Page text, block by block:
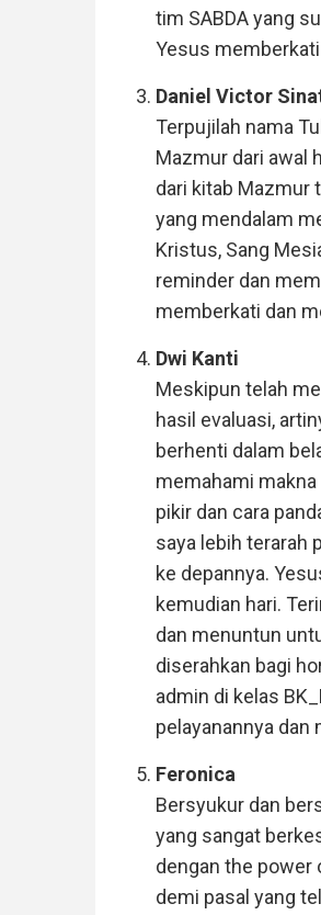
tim SABDA yang
Yesus memberkati
Daniel Victor
Terpujilah nama
Mazmur dari awal
dari kitab Mazmur
yang mendalam
Kristus, Sang
reminder dan
memberkati dan
Dwi Kanti
Meskipun telah
hasil evaluasi,
berhenti dalam
memahami
pikir dan cara
saya lebih terarah
ke depannya.
kemudian hari.
dan menuntun
diserahkan bagi
admin di kelas
pelayanannya dan
Feronica
Bersyukur dan
yang sangat
dengan the power
demi pasal yang